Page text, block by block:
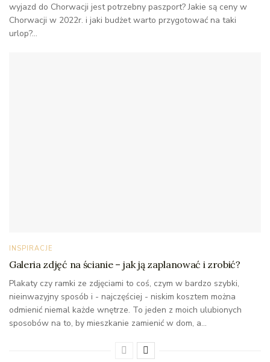
wyjazd do Chorwacji jest potrzebny paszport? Jakie są ceny w
Chorwacji w 2022r. i jaki budżet warto przygotować na taki
urlop?...
INSPIRACJE
Galeria zdjęć na ścianie – jak ją zaplanować i zrobić?
Plakaty czy ramki ze zdjęciami to coś, czym w bardzo szybki,
nieinwazyjny sposób i - najczęściej - niskim kosztem można
odmienić niemal każde wnętrze. To jeden z moich ulubionych
sposobów na to, by mieszkanie zamienić w dom, a...